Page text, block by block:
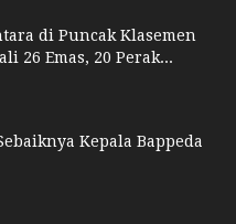
di Puncak Klasemen
26 Emas, 20 Perak...
Kepala Bappeda